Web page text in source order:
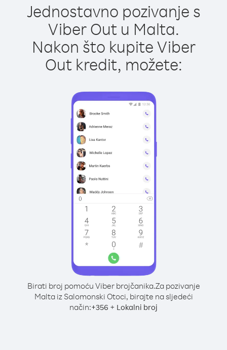
Jednostavno pozivanje s
Viber Out u Malta.
Nakon što kupite Viber
Out kredit, možete:
Birati broj pomoću Viber brojčanika.Za pozivanje
Malta iz Salomonski Otoci, birajte na sljedeći
način:+356 + Lokalni broj